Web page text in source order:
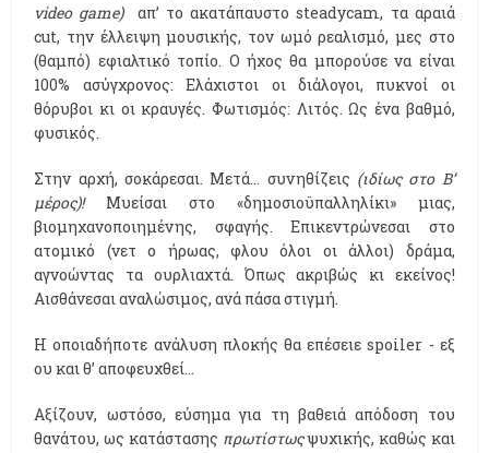
video game)απ’ το ακατάπαυστο steadycam, τα αραιά
cut, την έλλειψη μουσικής, τον ωμό ρεαλισμό, μες στο
(θαμπό) εφιαλτικό τοπίο. Ο ήχος θα μπορούσε να είναι
100% ασύγχρονος: Ελάχιστοι οι διάλογοι, πυκνοί οι
θόρυβοι κι οι κραυγές. Φωτισμός: Λιτός. Ως ένα βαθμό,
φυσικός.
Στην αρχή, σοκάρεσαι. Μετά… συνηθίζεις (ιδίως στο Β’
μέρος)!Μυείσαι στο «δημοσιοϋπαλληλίκι» μιας,
βιομηχανοποιημένης, σφαγής. Επικεντρώνεσαι στο
ατομικό (νετ ο ήρωας, φλου όλοι οι άλλοι) δράμα,
αγνοώντας τα ουρλιαχτά. Όπως ακριβώς κι εκείνος!
Αισθάνεσαι αναλώσιμος, ανά πάσα στιγμή.
Η οποιαδήποτε ανάλυση πλοκής θα επέσειε spoiler - εξ
ου και θ’ αποφευχθεί…
Αξίζουν, ωστόσο, εύσημα για τη βαθειά απόδοση του
θανάτου, ως κατάστασης πρωτίστωςψυχικής, καθώς και